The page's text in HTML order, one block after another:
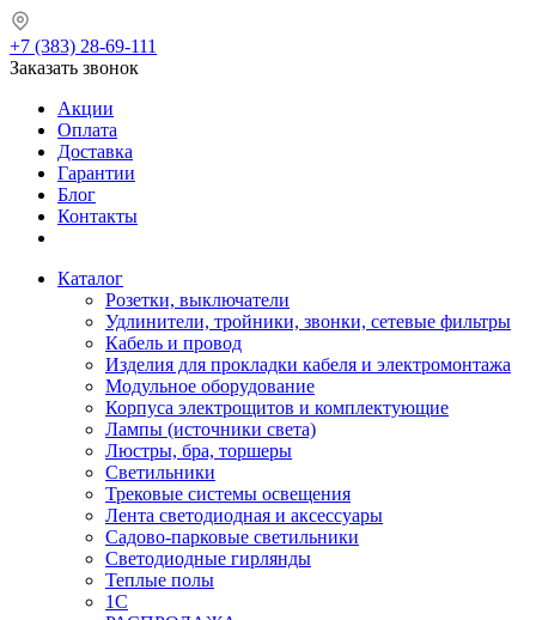
+7 (383) 28-69-111
Заказать звонок
Акции
Оплата
Доставка
Гарантии
Блог
Контакты
Каталог
Розетки, выключатели
Удлинители, тройники, звонки, сетевые фильтры
Кабель и провод
Изделия для прокладки кабеля и электромонтажа
Модульное оборудование
Корпуса электрощитов и комплектующие
Лампы (источники света)
Люстры, бра, торшеры
Светильники
Трековые системы освещения
Лента светодиодная и аксессуары
Садово-парковые светильники
Светодиодные гирлянды
Теплые полы
1С